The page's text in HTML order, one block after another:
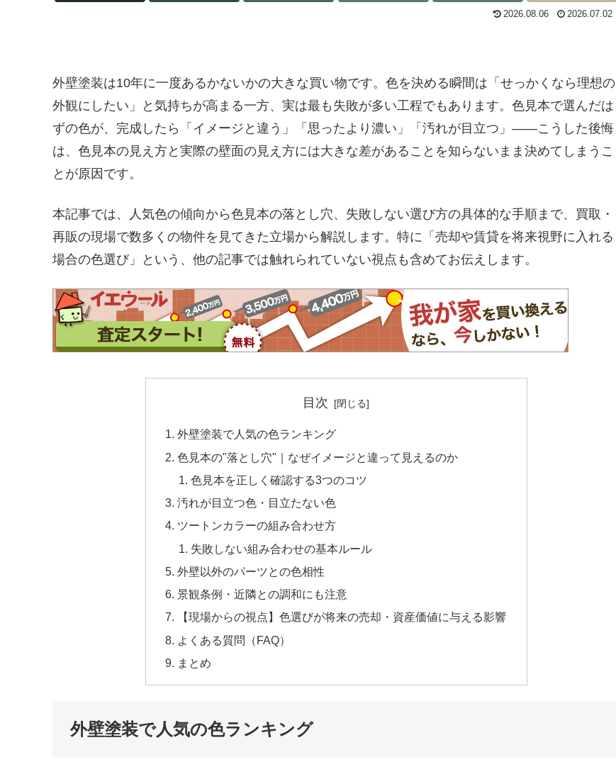
2026.08.06 2026.07.02
外壁塗装は10年に一度あるかないかの大きな買い物です。色を決める瞬間は「せっかくなら理想の
外観にしたい」と気持ちが高まる一方、実は最も失敗が多い工程でもあります。色見本で選んだは
ずの色が、完成したら「イメージと違う」「思ったより濃い」「汚れが目立つ」——こうした後悔
は、色見本の見え方と実際の壁面の見え方には大きな差があることを知らないまま決めてしまうこ
とが原因です。
本記事では、人気色の傾向から色見本の落とし穴、失敗しない選び方の具体的な手順まで、買取・
再販の現場で数多くの物件を見てきた立場から解説します。特に「売却や賃貸を将来視野に入れる
場合の色選び」という、他の記事では触れられていない視点も含めてお伝えします。
目次
外壁塗装で人気の色ランキング
色見本の"落とし穴"｜なぜイメージと違って見えるのか
色見本を正しく確認する3つのコツ
汚れが目立つ色・目立たない色
ツートンカラーの組み合わせ方
失敗しない組み合わせの基本ルール
外壁以外のパーツとの色相性
景観条例・近隣との調和にも注意
【現場からの視点】色選びが将来の売却・資産価値に与える影響
よくある質問（FAQ）
まとめ
外壁塗装で人気の色ランキング